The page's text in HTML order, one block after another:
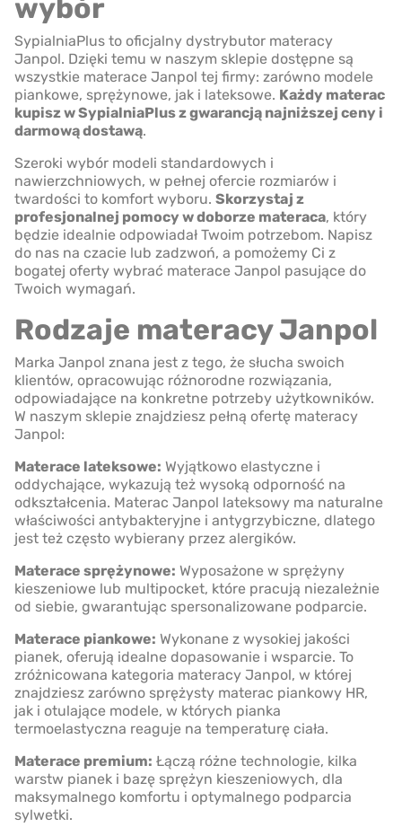
wybór
SypialniaPlus to oficjalny dystrybutor materacy
Janpol. Dzięki temu w naszym sklepie dostępne są
wszystkie materace Janpol tej firmy: zarówno modele
piankowe, sprężynowe, jak i lateksowe. Każdy materac
kupisz w SypialniaPlus z gwarancją najniższej ceny i
darmową dostawą.
Szeroki wybór modeli standardowych i
nawierzchniowych, w pełnej ofercie rozmiarów i
twardości to komfort wyboru. Skorzystaj z
profesjonalnej pomocy w doborze materaca, który
będzie idealnie odpowiadał Twoim potrzebom. Napisz
do nas na czacie lub zadzwoń, a pomożemy Ci z
bogatej oferty wybrać materace Janpol pasujące do
Twoich wymagań.
Rodzaje materacy Janpol
Marka Janpol znana jest z tego, że słucha swoich
klientów, opracowując różnorodne rozwiązania,
odpowiadające na konkretne potrzeby użytkowników.
W naszym sklepie znajdziesz pełną ofertę materacy
Janpol:
Materace lateksowe: Wyjątkowo elastyczne i
oddychające, wykazują też wysoką odporność na
odkształcenia. Materac Janpol lateksowy ma naturalne
właściwości antybakteryjne i antygrzybiczne, dlatego
jest też często wybierany przez alergików.
Materace sprężynowe: Wyposażone w sprężyny
kieszeniowe lub multipocket, które pracują niezależnie
od siebie, gwarantując spersonalizowane podparcie.
Materace piankowe: Wykonane z wysokiej jakości
pianek, oferują idealne dopasowanie i wsparcie. To
zróżnicowana kategoria materacy Janpol, w której
znajdziesz zarówno sprężysty materac piankowy HR,
jak i otulające modele, w których pianka
termoelastyczna reaguje na temperaturę ciała.
Materace premium: Łączą różne technologie, kilka
warstw pianek i bazę sprężyn kieszeniowych, dla
maksymalnego komfortu i optymalnego podparcia
sylwetki.